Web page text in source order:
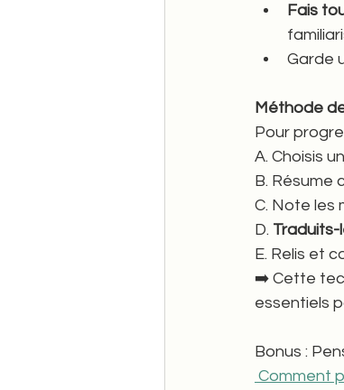
Fais
Garde
Méthode
Pour
A. Choisis un
B. Résume
C. Note les
D. Traduits-
E. Relis et
➡️ Cette
essentiels
Bonus :
Comment